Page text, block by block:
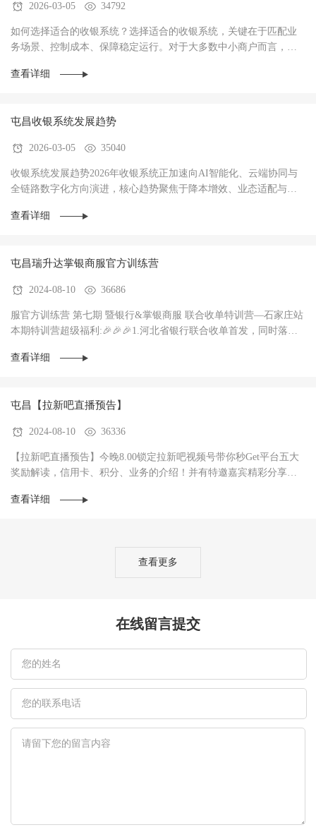
2026-03-05 34792
如何选择适合的收银系统？选择适合的收银系统，关键在于‌匹配业
务场景、控制成本、保障稳定运行‌。对于大多数中小商户而言，优
查看详细
屯昌收银系统发展趋势
2026-03-05 35040
收银系统发展趋势2026年收银系统正加速向AI智能化、云端协同与
全链路数字化方向演进，核心趋势聚焦于‌降本增效、业态适配与数
查看详细
屯昌瑞升达掌银商服官方训练营
2024-08-10 36686
服官方训练营 第七期 暨银行&掌银商服 联合收单特训营—石家庄站
本期特训营超级福利:🎉🎉🎉1.河北省银行联合收单首发，同时落地3
查看详细
屯昌【拉新吧直播预告】
2024-08-10 36336
【拉新吧直播预告】今晚8.00锁定拉新吧视频号带你秒Get平台五大
奖励解读，信用卡、积分、业务的介绍！并有特邀嘉宾精彩分享！
查看详细
查看更多
在线留言提交